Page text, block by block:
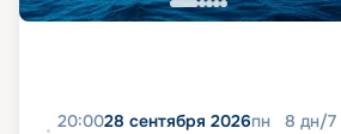
20:0028 сентября 2026пн 8 дн/7